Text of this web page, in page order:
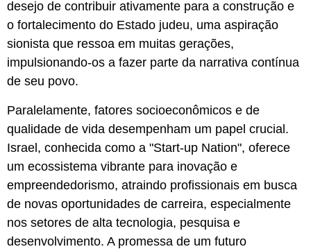
desejo de contribuir ativamente para a construção e
o fortalecimento do Estado judeu, uma aspiração
sionista que ressoa em muitas gerações,
impulsionando-os a fazer parte da narrativa contínua
de seu povo.
Paralelamente, fatores socioeconômicos e de
qualidade de vida desempenham um papel crucial.
Israel, conhecida como a "Start-up Nation", oferece
um ecossistema vibrante para inovação e
empreendedorismo, atraindo profissionais em busca
de novas oportunidades de carreira, especialmente
nos setores de alta tecnologia, pesquisa e
desenvolvimento. A promessa de um futuro